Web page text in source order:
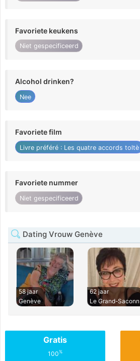
Favoriete keukens
Niet gespecificeerd
Alcohol drinken?
Nee
Favoriete film
Livre préféré : Les quatre accords toltè
Favoriete nummer
Niet gespecificeerd
Dating Vrouw Genève
58 jaar
Genève
62 jaar
Le Grand-Saconn
Gratis
100%